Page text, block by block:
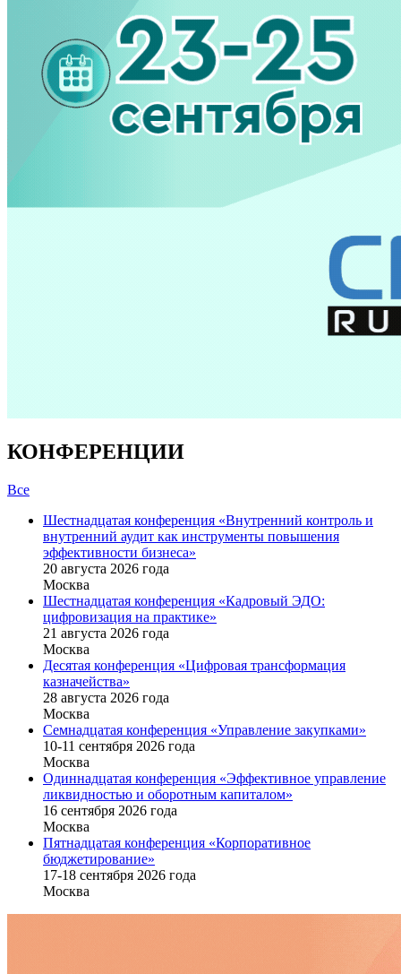
КОНФЕРЕНЦИИ
Все
Шестнадцатая конференция «Внутренний контроль и
внутренний аудит как инструменты повышения
эффективности бизнеса»
20 августа 2026 года
Москва
Шестнадцатая конференция «Кадровый ЭДО:
цифровизация на практике»
21 августа 2026 года
Москва
Десятая конференция «Цифровая трансформация
казначейства»
28 августа 2026 года
Москва
Семнадцатая конференция «Управление закупками»
10-11 сентября 2026 года
Москва
Одиннадцатая конференция «Эффективное управление
ликвидностью и оборотным капиталом»
16 cентября 2026 года
Москва
Пятнадцатая конференция «Корпоративное
бюджетирование»
17-18 сентября 2026 года
Москва